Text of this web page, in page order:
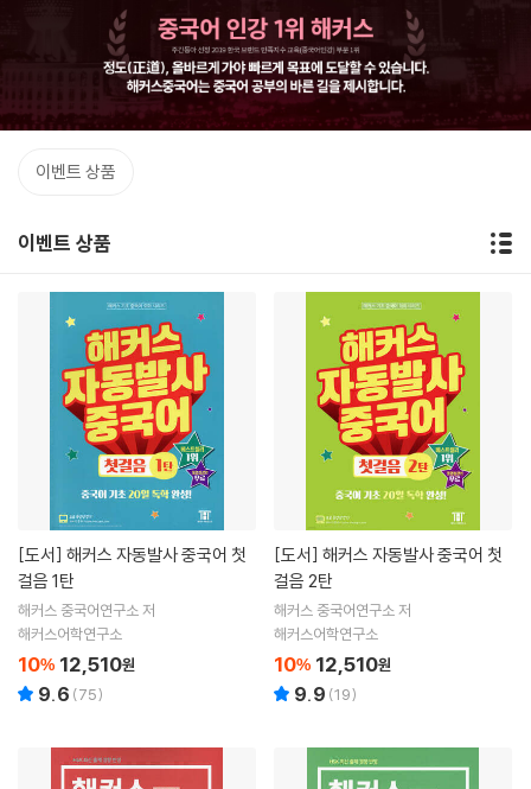
이벤트 상품
이벤트 상품
[도서]
걸음 1탄
해커스 중국어연구소 저
해커스어학연구소
10% 12,510원
9.6 (75)
[도서]
걸음 2탄
해커스 중국어연구소 저
해커스어학연구소
10% 12,510원
9.9 (19)